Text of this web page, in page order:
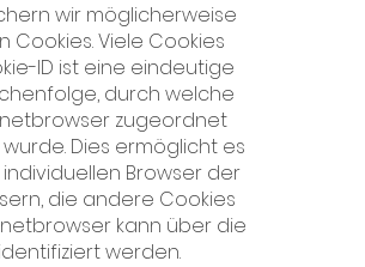
wir möglicherweise
Viele Cookies
ID ist eine eindeutige
durch welche
zugeordnet
Dies ermöglicht es
Browser der
die andere Cookies
kann über die
werden.